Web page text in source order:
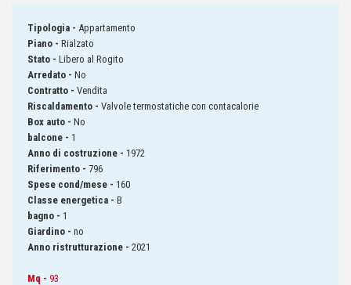
Tipologia - Appartamento
Piano - Rialzato
Stato - Libero al Rogito
Arredato - No
Contratto - Vendita
Riscaldamento - Valvole termostatiche con contacalorie
Box auto - No
balcone - 1
Anno di costruzione - 1972
Riferimento - 796
Spese cond/mese - 160
Classe energetica - B
bagno - 1
Giardino - no
Anno ristrutturazione - 2021
Mq - 93